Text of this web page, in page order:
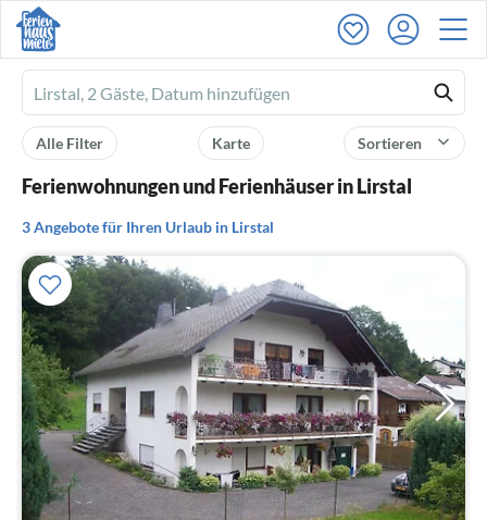
Ferienhausmiete
logo
Sortieren
Karte
Alle Filter
Ferienwohnungen und Ferienhäuser in Lirstal
3 Angebote für Ihren Urlaub in Lirstal